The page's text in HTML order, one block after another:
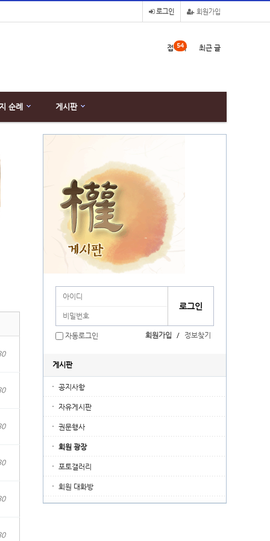
회원가입
로그인
접속자
54 최근 글
순례
게시판
자동로그인 회원가입 / 정보찾기
게시판
공지사항
자유게시판
권문행사
회원 광장
포토갤러리
회원 대화방